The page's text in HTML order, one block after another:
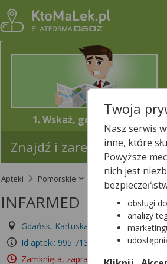
1. Wskaż, gdzie jesteś
Znajdź i zarezerwuj lek
Apteki Pomorskie Gdańsk
INFARMED
Gdańsk, Kartuska 404 Wyświetl
Id apteki: 995 713
Zamknięta, zapraszamy dzisiaj
(09:00
Twoja
Nasz serwis
inne, które
Powyższe
nich jest
obsługi
analizy